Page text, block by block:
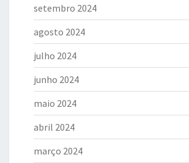
setembro 2024
agosto 2024
julho 2024
junho 2024
maio 2024
abril 2024
março 2024